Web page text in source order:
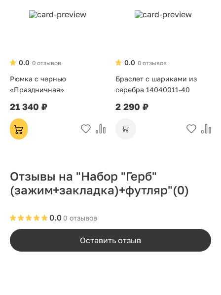
0 отзывов
0.0
Рюмка с чернью
«Праздничная»
21 340 ₽
0 отзывов
0.0
Браслет с шариками из
серебра 14040011-40
2 290 ₽
Отзывы на "Набор "Герб"
(зажим+закладка)+футляр"(0)
0 отзывов
0.0
Оставить отзыв